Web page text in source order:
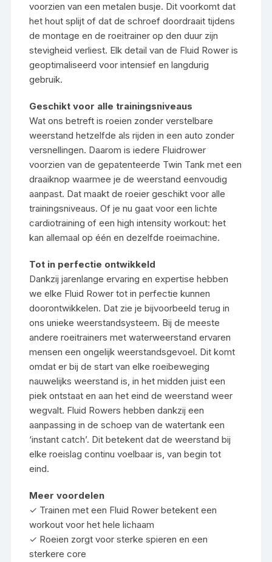
voorzien van een metalen busje. Dit voorkomt dat
het hout splijt of dat de schroef doordraait tijdens
de montage en de roeitrainer op den duur zijn
stevigheid verliest. Elk detail van de Fluid Rower is
geoptimaliseerd voor intensief en langdurig
gebruik.
Geschikt voor alle trainingsniveaus
Wat ons betreft is roeien zonder verstelbare
weerstand hetzelfde als rijden in een auto zonder
versnellingen. Daarom is iedere Fluidrower
voorzien van de gepatenteerde Twin Tank met een
draaiknop waarmee je de weerstand eenvoudig
aanpast. Dat maakt de roeier geschikt voor alle
trainingsniveaus. Of je nu gaat voor een lichte
cardiotraining of een high intensity workout: het
kan allemaal op één en dezelfde roeimachine.
Tot in perfectie ontwikkeld
Dankzij jarenlange ervaring en expertise hebben
we elke Fluid Rower tot in perfectie kunnen
doorontwikkelen. Dat zie je bijvoorbeeld terug in
ons unieke weerstandsysteem. Bij de meeste
andere roeitrainers met waterweerstand ervaren
mensen een ongelijk weerstandsgevoel. Dit komt
omdat er bij de start van elke roeibeweging
nauwelijks weerstand is, in het midden juist een
piek ontstaat en aan het eind de weerstand weer
wegvalt. Fluid Rowers hebben dankzij een
aanpassing in de schoep van de watertank een
‘instant catch’. Dit betekent dat de weerstand bij
elke roeislag continu voelbaar is, van begin tot
eind.
Meer voordelen
✓ Trainen met een Fluid Rower betekent een
workout voor het hele lichaam
✓ Roeien zorgt voor sterke spieren en een
sterkere core